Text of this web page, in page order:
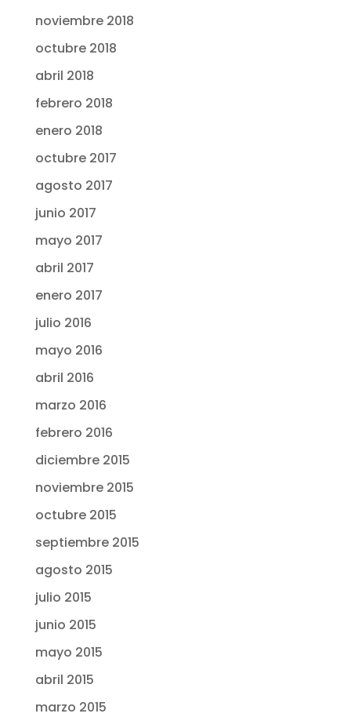
noviembre 2018
octubre 2018
abril 2018
febrero 2018
enero 2018
octubre 2017
agosto 2017
junio 2017
mayo 2017
abril 2017
enero 2017
julio 2016
mayo 2016
abril 2016
marzo 2016
febrero 2016
diciembre 2015
noviembre 2015
octubre 2015
septiembre 2015
agosto 2015
julio 2015
junio 2015
mayo 2015
abril 2015
marzo 2015